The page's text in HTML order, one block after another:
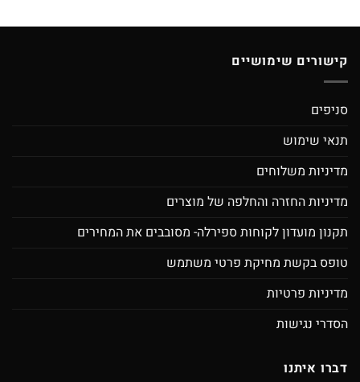
קישורים שימושיים
סניפים
תנאי שימוש
מדיניות משלוחים
מדיניות החזרה והחלפה של מוצרים
תקנון מועדון לקוחות ספירלה- מסובבים את המחירים
טופס בקשת מחיקת פרטי משתמש
מדיניות פרטיות
הסדרי נגישות
דברו איתנו